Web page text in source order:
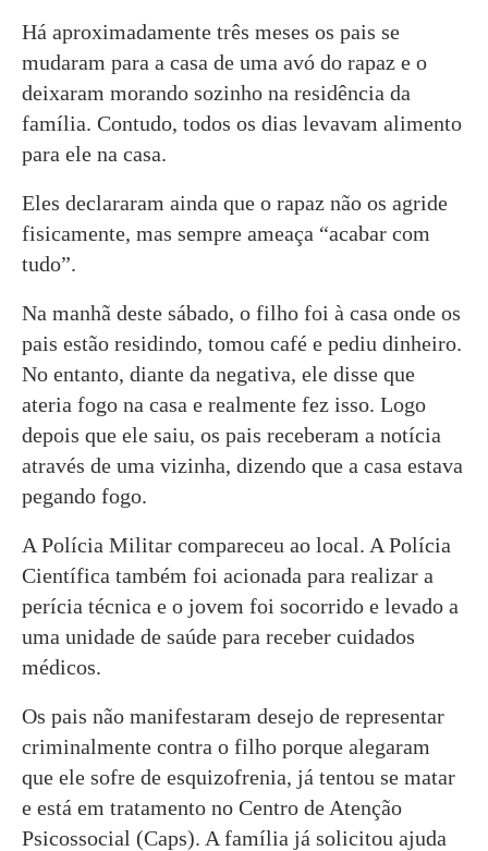
Há aproximadamente três meses os pais se
mudaram para a casa de uma avó do rapaz e o
deixaram morando sozinho na residência da
família. Contudo, todos os dias levavam alimento
para ele na casa.
Eles declararam ainda que o rapaz não os agride
fisicamente, mas sempre ameaça “acabar com
tudo”.
Na manhã deste sábado, o filho foi à casa onde os
pais estão residindo, tomou café e pediu dinheiro.
No entanto, diante da negativa, ele disse que
ateria fogo na casa e realmente fez isso. Logo
depois que ele saiu, os pais receberam a notícia
através de uma vizinha, dizendo que a casa estava
pegando fogo.
A Polícia Militar compareceu ao local. A Polícia
Científica também foi acionada para realizar a
perícia técnica e o jovem foi socorrido e levado a
uma unidade de saúde para receber cuidados
médicos.
Os pais não manifestaram desejo de representar
criminalmente contra o filho porque alegaram
que ele sofre de esquizofrenia, já tentou se matar
e está em tratamento no Centro de Atenção
Psicossocial (Caps). A família já solicitou ajuda